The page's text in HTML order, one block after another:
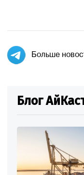
Больше
Блог